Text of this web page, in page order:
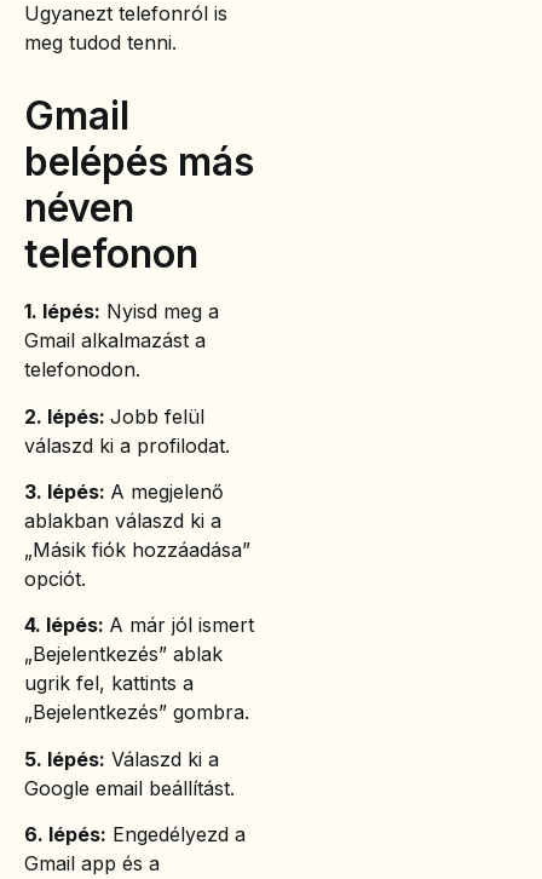
Ugyanezt telefonról is
meg tudod tenni.
Gmail
belépés más
néven
telefonon
1. lépés: Nyisd meg a
Gmail alkalmazást a
telefonodon.
2. lépés: Jobb felül
válaszd ki a profilodat.
3. lépés: A megjelenő
ablakban válaszd ki a
„Másik fiók hozzáadása”
opciót.
4. lépés: A már jól ismert
„Bejelentkezés” ablak
ugrik fel, kattints a
„Bejelentkezés” gombra.
5. lépés: Válaszd ki a
Google email beállítást.
6. lépés: Engedélyezd a
Gmail app és a